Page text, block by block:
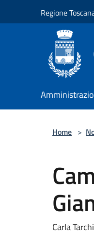
Regione
Home >
Carla